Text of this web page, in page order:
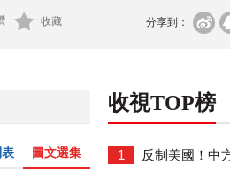
分享到：
收藏
圖文選集
收視TOP榜
1 反制美國！中